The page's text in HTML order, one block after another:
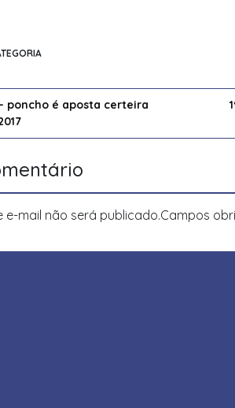
poncho é aposta certeira
e-mail não será publicado.Campos